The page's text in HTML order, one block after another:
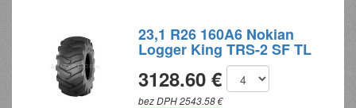
23,1 R26 160A6 Nokian
Logger King TRS-2 SF TL
3128.60 €
bez DPH 2543.58 €